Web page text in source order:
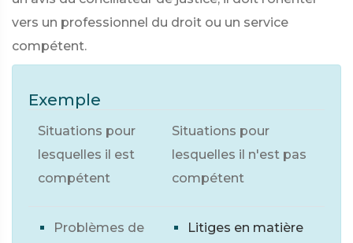
vers un professionnel du droit ou un service
compétent.
Exemple
Situations pour
lesquelles il est
compétent
Situations pour
lesquelles il n'est pas
compétent
Problèmes de
Litiges en matière